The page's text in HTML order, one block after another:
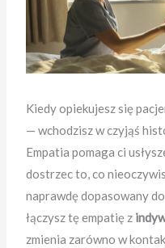
Kiedy opiekujesz się
— wchodzisz w czyjąś
Empatia pomaga ci
dostrzec to, co
naprawdę dopasowany
łączysz tę empatię z
zmienia zarówno w